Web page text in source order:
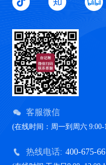
客服微信
(在线时间：周一到周六 9:00-
热线电话: 400-675-